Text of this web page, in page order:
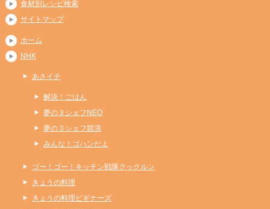
食材別レシピ検索
サイトマップ
ホーム
NHK
あさイチ
解決！ごはん
夢の３シェフNEO
夢の３シェフ競演
みんな！ゴハンだよ
ゴー！ゴー！キッチン戦隊クックルン
きょうの料理
きょうの料理ビギナーズ